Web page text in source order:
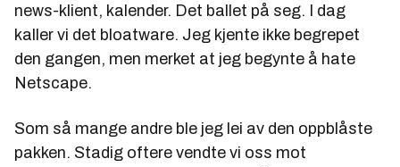
news-klient, kalender. Det ballet på seg. I dag
kaller vi det bloatware. Jeg kjente ikke begrepet
den gangen, men merket at jeg begynte å hate
Netscape.
Som så mange andre ble jeg lei av den oppblåste
pakken. Stadig oftere vendte vi oss mot